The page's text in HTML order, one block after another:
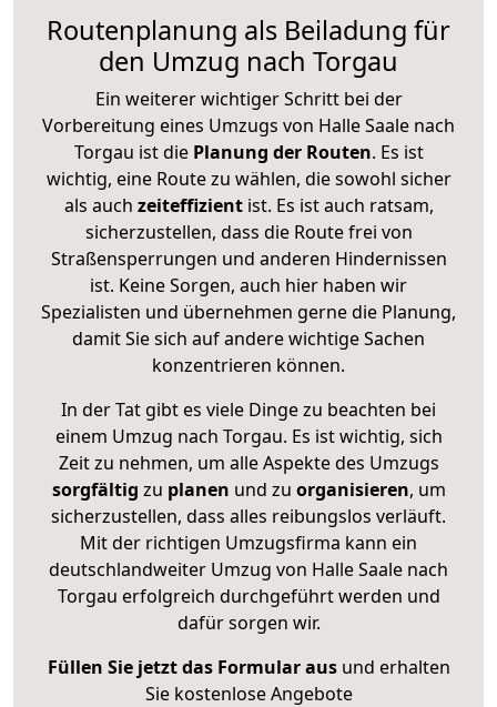
Routenplanung als Beiladung für
den Umzug nach Torgau
Ein weiterer wichtiger Schritt bei der
Vorbereitung eines Umzugs von Halle Saale nach
Torgau ist diePlanung der Routen. Es ist
wichtig, eine Route zu wählen, die sowohl sicher
als auch zeiteffizientist. Es ist auch ratsam,
sicherzustellen, dass die Route frei von
Straßensperrungen und anderen Hindernissen
ist. Keine Sorgen, auch hier haben wir
Spezialisten und übernehmen gerne die Planung,
damit Sie sich auf andere wichtige Sachen
konzentrieren können.
In der Tat gibt es viele Dinge zu beachten bei
einem Umzug nach Torgau. Es ist wichtig, sich
Zeit zu nehmen, um alle Aspekte des Umzugs
sorgfältig zu planen und zu organisieren, um
sicherzustellen, dass alles reibungslos verläuft.
Mit der richtigen Umzugsfirma kann ein
deutschlandweiter Umzug von Halle Saale nach
Torgau erfolgreich durchgeführt werden und
dafür sorgen wir.
Füllen Sie jetzt das Formular ausund erhalten
Sie kostenlose Angebote